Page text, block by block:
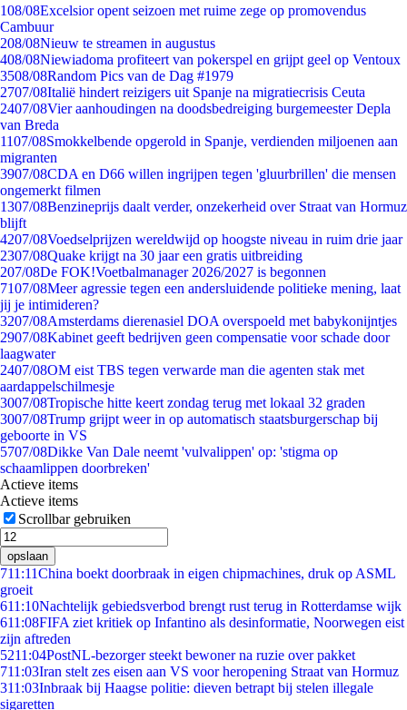
108/08Excelsior opent seizoen met ruime zege op promovendus
Cambuur
208/08Nieuw te streamen in augustus
408/08Niewiadoma profiteert van pokerspel en grijpt geel op Ventoux
3508/08Random Pics van de Dag #1979
2707/08Italië hindert reizigers uit Spanje na migratiecrisis Ceuta
2407/08Vier aanhoudingen na doodsbedreiging burgemeester Depla
van Breda
1107/08Smokkelbende opgerold in Spanje, verdienden miljoenen aan
migranten
3907/08CDA en D66 willen ingrijpen tegen 'gluurbrillen' die mensen
ongemerkt filmen
1307/08Benzineprijs daalt verder, onzekerheid over Straat van Hormuz
blijft
4207/08Voedselprijzen wereldwijd op hoogste niveau in ruim drie jaar
2307/08Quake krijgt na 30 jaar een gratis uitbreiding
207/08De FOK!Voetbalmanager 2026/2027 is begonnen
7107/08Meer agressie tegen een andersluidende politieke mening, laat
jij je intimideren?
3207/08Amsterdams dierenasiel DOA overspoeld met babykonijntjes
2907/08Kabinet geeft bedrijven geen compensatie voor schade door
laagwater
2407/08OM eist TBS tegen verwarde man die agenten stak met
aardappelschilmesje
3007/08Tropische hitte keert zondag terug met lokaal 32 graden
3007/08Trump grijpt weer in op automatisch staatsburgerschap bij
geboorte in VS
5707/08Dikke Van Dale neemt 'vulvalippen' op: 'stigma op
schaamlippen doorbreken'
Actieve items
Actieve items
Scrollbar gebruiken
opslaan
711:11China boekt doorbraak in eigen chipmachines, druk op ASML
groeit
611:10Nachtelijk gebiedsverbod brengt rust terug in Rotterdamse wijk
611:08FIFA ziet kritiek op Infantino als desinformatie, Noorwegen eist
zijn aftreden
5211:04PostNL-bezorger steekt bewoner na ruzie over pakket
711:03Iran stelt zes eisen aan VS voor heropening Straat van Hormuz
311:03Inbraak bij Haagse politie: dieven betrapt bij stelen illegale
sigaretten